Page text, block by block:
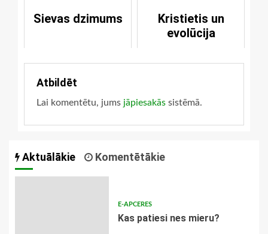
Sievas dzimums
Kristietis un
evolūcija
Atbildēt
Lai komentētu, jums jāpiesakās sistēmā.
Aktuālākie Komentētākie
E-APCERES
​Kas patiesi nes mieru?